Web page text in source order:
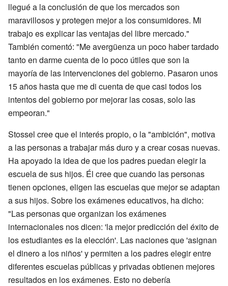
llegué a la conclusión de que los mercados son
maravillosos y protegen mejor a los consumidores. Mi
trabajo es explicar las ventajas del libre mercado."
También comentó: "Me avergüenza un poco haber tardado
tanto en darme cuenta de lo poco útiles que son la
mayoría de las intervenciones del gobierno. Pasaron unos
15 años hasta que me di cuenta de que casi todos los
intentos del gobierno por mejorar las cosas, solo las
empeoran."
Stossel cree que el interés propio, o la "ambición", motiva
a las personas a trabajar más duro y a crear cosas nuevas.
Ha apoyado la idea de que los padres puedan elegir la
escuela de sus hijos. Él cree que cuando las personas
tienen opciones, eligen las escuelas que mejor se adaptan
a sus hijos. Sobre los exámenes educativos, ha dicho:
"Las personas que organizan los exámenes
internacionales nos dicen: 'la mejor predicción del éxito de
los estudiantes es la elección'. Las naciones que 'asignan
el dinero a los niños' y permiten a los padres elegir entre
diferentes escuelas públicas y privadas obtienen mejores
resultados en los exámenes. Esto no debería